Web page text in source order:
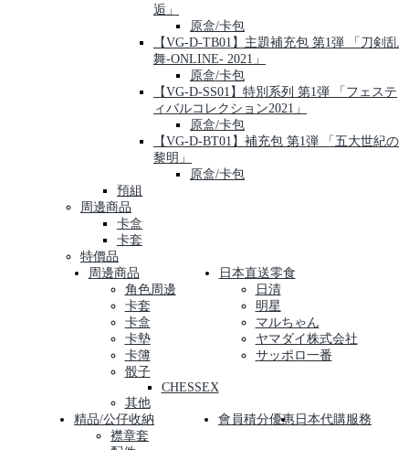
逅」
原盒/卡包
【VG-D-TB01】主題補充包 第1弾 「刀剣乱
舞-ONLINE- 2021」
原盒/卡包
【VG-D-SS01】特別系列 第1弾 「フェステ
ィバルコレクション2021」
原盒/卡包
【VG-D-BT01】補充包 第1弾 「五大世紀の
黎明」
原盒/卡包
預組
周邊商品
卡盒
卡套
特價品
周邊商品
角色周邊
卡套
卡盒
卡墊
卡簿
骰子
CHESSEX
其他
日本直送零食
日清
明星
マルちゃん
ヤマダイ株式会社
サッポロ一番
精品/公仔收納
襟章套
會員積分優惠 日本代購服務